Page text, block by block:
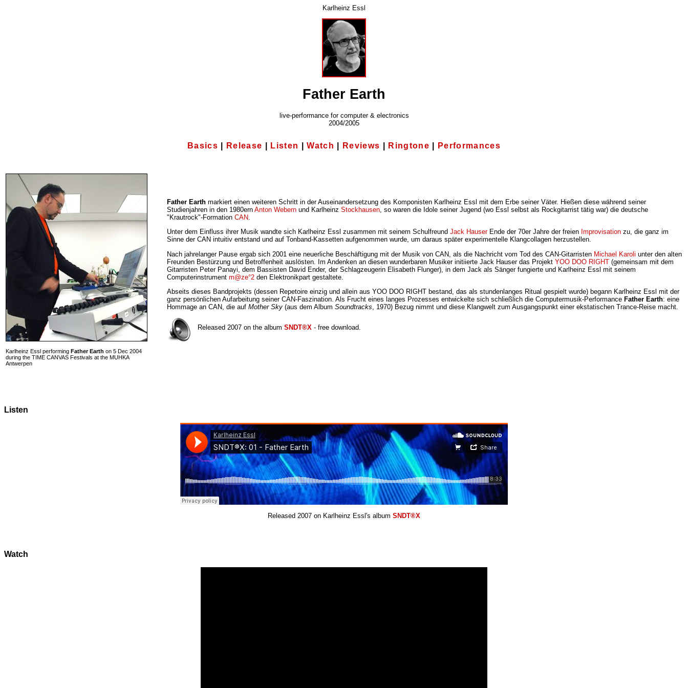
Karlheinz Essl
Father Earth
live-performance for computer & electronics
2004/2005
Basics Release Listen |Watch Reviews Ringtone Performances
Karlheinz Essl performing Father Earth on 5 Dec 2004
during the TIME CANVAS Festivals at the MUHKA
Antwerpen
Father Earth markiert einen weiteren Schritt in der Auseinandersetzung des Komponisten Karlheinz Essl mit dem Erbe seiner Väter. Hießen diese während seiner
Studienjahren in den 1980ern Anton Webern und Karlheinz Stockhausen, so waren die Idole seiner Jugend (wo Essl selbst als Rockgitarrist tätig war) die deutsche
"Krautrock"-Formation CAN.
Unter dem Einfluss ihrer Musik wandte sich Karlheinz Essl zusammen mit seinem Schulfreund Jack HauserEnde der 70er Jahre der freien Improvisation zu, die ganz im
Sinne der CAN intuitiv entstand und auf Tonband-Kassetten aufgenommen wurde, um daraus später experimentelle Klangcollagen herzustellen.
Nach jahrelanger Pause ergab sich 2001 eine neuerliche Beschäftigung mit der Musik von CAN, als die Nachricht vom Tod des CAN-Gitarristen Michael Karoli unter den alten
Freunden Bestürzung und Betroffenheit auslösten. Im Andenken an diesen wunderbaren Musiker initiierte Jack Hauser das Projekt YOO DOO RIGHT (gemeinsam mit dem
Gitarristen Peter Panayi, dem Bassisten David Ender, der Schlagzeugerin Elisabeth Flunger), in dem Jack als Sänger fungierte und Karlheinz Essl mit seinem
Computerinstrument m@ze°2 den Elektronikpart gestaltete.
Abseits dieses Bandprojekts (dessen Repetoire einzig und allein aus YOO DOO RIGHT bestand, das als stundenlanges Ritual gespielt wurde) begann Karlheinz Essl mit der
ganz persönlichen Aufarbeitung seiner CAN-Faszination. Als Frucht eines langes Prozesses entwickelte sich schließlich die Computermusik-Performance Father Earth: eine
Hommage an CAN, die auf Mother Sky (aus dem Album Soundtracks, 1970) Bezug nimmt und diese Klangwelt zum Ausgangspunkt einer ekstatischen Trance-Reise macht.
Released 2007 on the album SNDT®X - free download.
Listen
Released 2007 on Karlheinz Essl's album SNDT®X
Watch